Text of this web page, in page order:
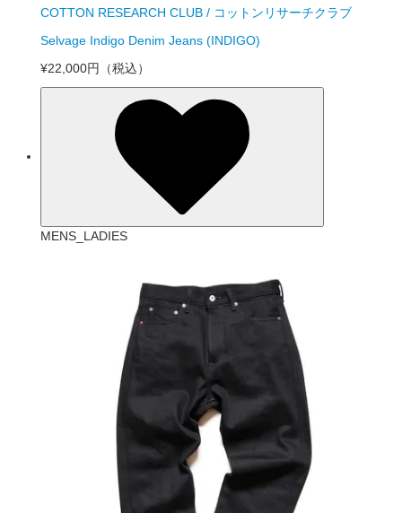
COTTON RESEARCH CLUB / コットンリサーチクラブ
Selvage Indigo Denim Jeans (INDIGO)
¥22,000円
（税込）
MENS_LADIES